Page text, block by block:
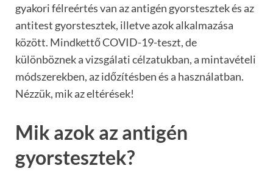
gyakori félreértés van az antigén gyorstesztek és az
antitest gyorstesztek, illetve azok alkalmazása
között. Mindkettő COVID-19-teszt, de
különböznek a vizsgálati célzatukban, a mintavételi
módszerekben, az időzítésben és a használatban.
Nézzük, mik az eltérések!
Mik azok az antigén
gyorstesztek?